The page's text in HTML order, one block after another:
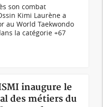
son combat
Kimi Laurène a
au World Taekwondo
la catégorie +67
inaugure le
des métiers du